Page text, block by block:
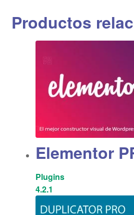
Productos
Elementor
Plugins
4.2.1